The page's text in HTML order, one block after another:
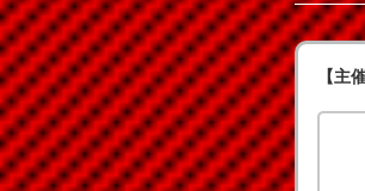
【主